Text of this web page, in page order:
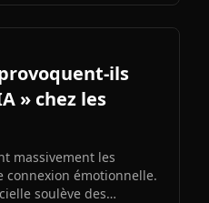
ils
» chez les
massivement les
connexion émotionnelle.
soulève des